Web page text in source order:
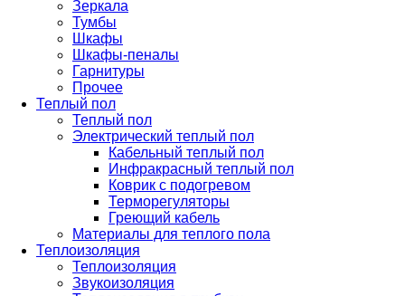
Зеркала
Тумбы
Шкафы
Шкафы-пеналы
Гарнитуры
Прочее
Теплый пол
Теплый пол
Электрический теплый пол
Кабельный теплый пол
Инфракрасный теплый пол
Коврик с подогревом
Терморегуляторы
Греющий кабель
Материалы для теплого пола
Теплоизоляция
Теплоизоляция
Звукоизоляция